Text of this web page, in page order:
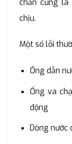
chịu.
Một số lỗi
Ống dẫn
Ống va
động
Dòng nước